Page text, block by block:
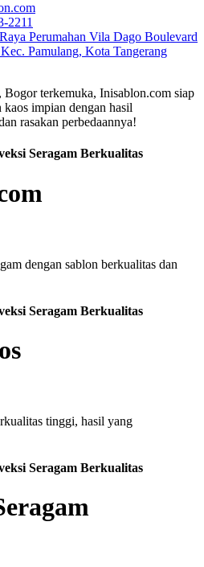
2211
Perumahan Vila Dago Boulevard
Pamulang, Kota Tangerang
terkemuka, Inisablon.com siap
impian dengan hasil
rasakan perbedaannya!
Seragam Berkualitas
dengan sablon berkualitas dan
Seragam Berkualitas
tinggi, hasil yang
Seragam Berkualitas